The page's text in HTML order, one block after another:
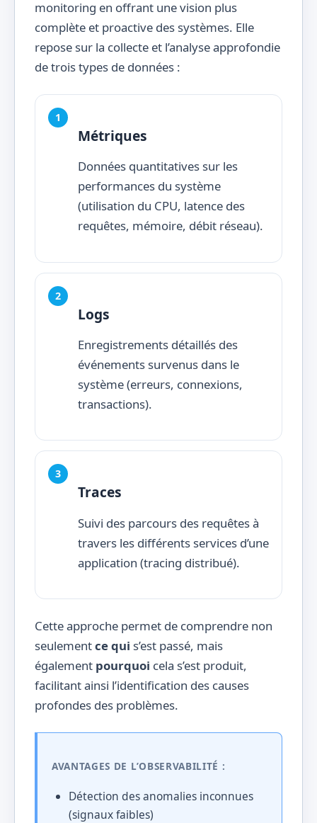
monitoring en offrant une vision plus
complète et proactive des systèmes. Elle
repose sur la collecte et l’analyse approfondie
de trois types de données :
Métriques
Données quantitatives sur les
performances du système
(utilisation du CPU, latence des
requêtes, mémoire, débit réseau).
Logs
Enregistrements détaillés des
événements survenus dans le
système (erreurs, connexions,
transactions).
Traces
Suivi des parcours des requêtes à
travers les différents services d’une
application (tracing distribué).
Cette approche permet de comprendre non
seulementce qui s’est passé, mais
également pourquoi cela s’est produit,
facilitant ainsi l’identification des causes
profondes des problèmes.
AVANTAGES DE L’OBSERVABILITÉ :
Détection des anomalies inconnues
(signaux faibles)